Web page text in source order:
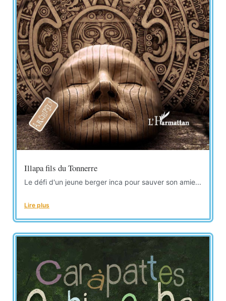
Illapa fils du Tonnerre
Le défi d'un jeune berger inca pour sauver son amie...
Lire plus